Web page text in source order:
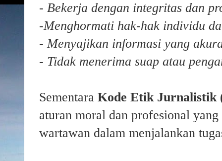
- Bekerja dengan integritas dan
-Menghormati hak-hak individu
- Menyajikan informasi yang
- Tidak menerima suap atau
Sementara Kode Etik Jurnalistik
aturan moral dan profesional
wartawan dalam menjalankan